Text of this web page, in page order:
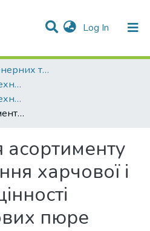
Log In (current)
Факультет інженерних технологій та професійної освіти
Кафедра харчових технологій
Кафедра харчових технологій
Розширення асортименту та дослідження харчової і біологічної цінності овочеплодових пюре
харчової і
пюре